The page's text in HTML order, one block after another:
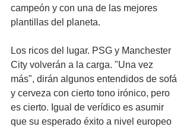
campeón y con una de las mejores
plantillas del planeta.
Los ricos del lugar. PSG y Manchester
City volverán a la carga. "Una vez
más", dirán algunos entendidos de sofá
y cerveza con cierto tono irónico, pero
es cierto. Igual de verídico es asumir
que su esperado éxito a nivel europeo